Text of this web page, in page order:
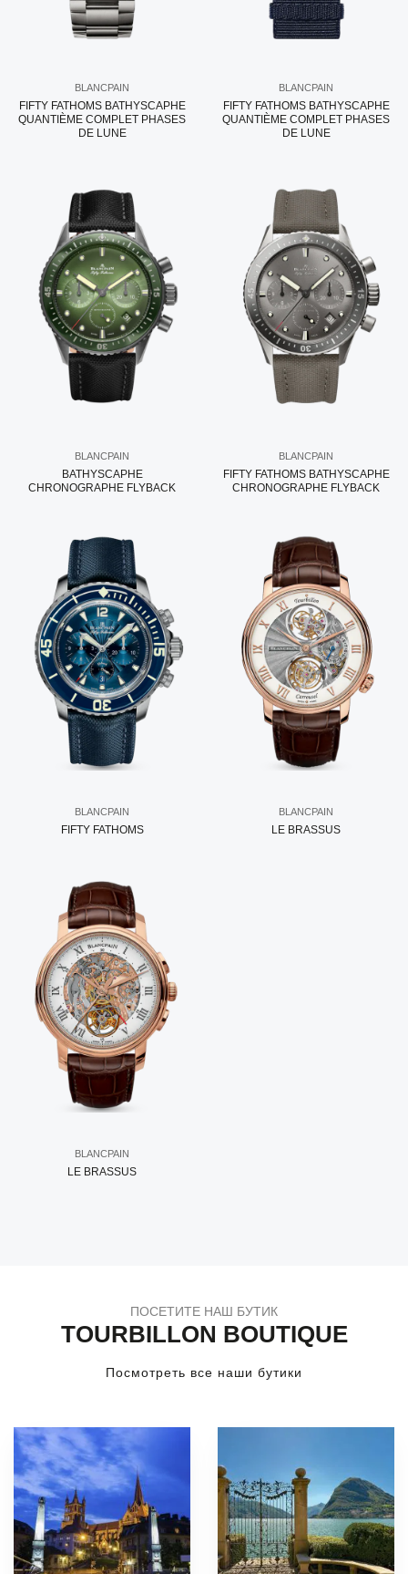
BLANCPAIN
FIFTY FATHOMS BATHYSCAPHE
QUANTIÈME COMPLET PHASES
DE LUNE
BLANCPAIN
FIFTY FATHOMS BATHYSCAPHE
QUANTIÈME COMPLET PHASES
DE LUNE
BLANCPAIN
BATHYSCAPHE
CHRONOGRAPHE FLYBACK
BLANCPAIN
FIFTY FATHOMS BATHYSCAPHE
CHRONOGRAPHE FLYBACK
BLANCPAIN
FIFTY FATHOMS
BLANCPAIN
LE BRASSUS
BLANCPAIN
LE BRASSUS
ПОСЕТИТЕ НАШ БУТИК
TOURBILLON BOUTIQUE
Посмотреть все наши бутики